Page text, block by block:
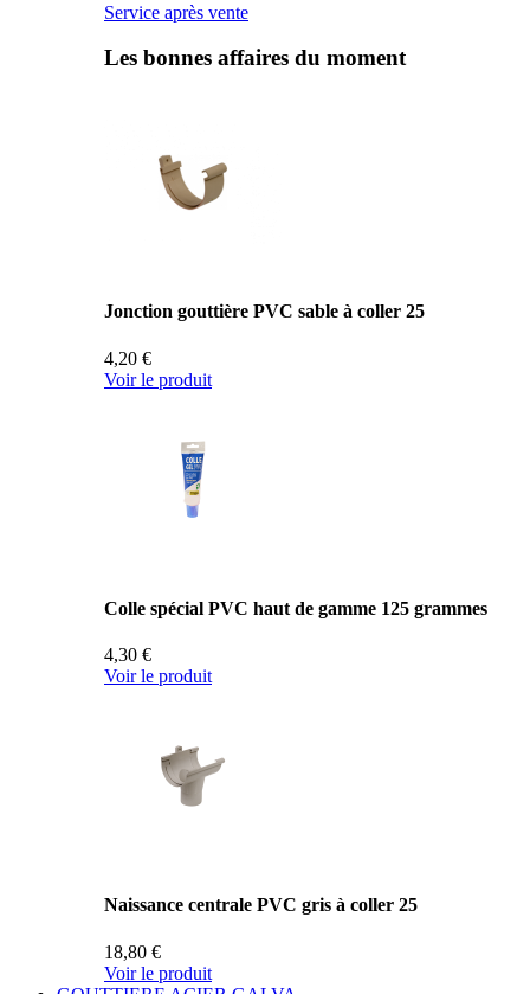
Service après vente
Les bonnes affaires du moment
Jonction gouttière PVC sable à coller 25
4,20 €
Voir le produit
Colle spécial PVC haut de gamme 125 grammes
4,30 €
Voir le produit
Naissance centrale PVC gris à coller 25
18,80 €
Voir le produit